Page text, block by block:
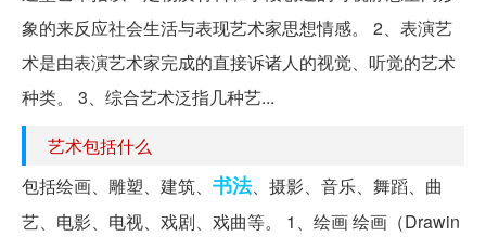
象的来反应社会生活与表现艺术家思想情感。 2、表演艺
术是由表演艺术家完成的直接诉诸人的视觉、听觉的艺术
种类。 3、综合艺术泛指几种艺...
艺术包括什么
包括绘画、雕塑、建筑、 书法、摄影、音乐、舞蹈、曲
艺、电影、电视、戏剧、戏曲等。 1、绘画 绘画（Drawin